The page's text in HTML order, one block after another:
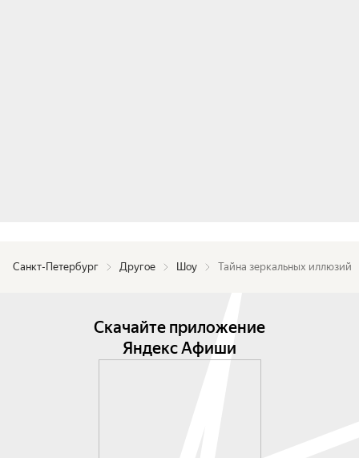
Санкт-Петербург Другое Шоу Тайна зеркальных иллюзий
Скачайте приложение
Яндекс Афиши